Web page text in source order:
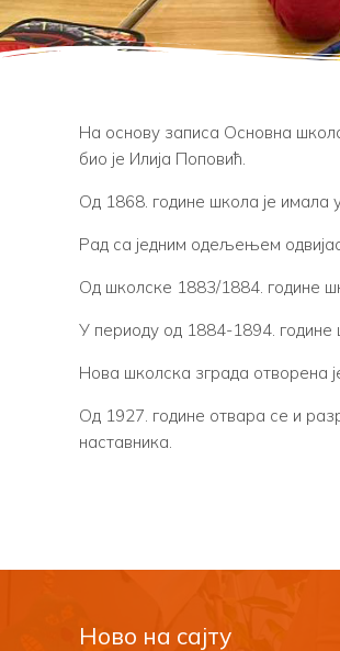
На основу записа Основна
био је Илија Поповић.
Од 1868. године школа је имала
Рад са једним одељењем
Од школске 1883/1884. године
У периоду од 1884-1894. године
Нова школска зграда отворена
Од 1927. године отвара се и
наставника.
Ново на сајту